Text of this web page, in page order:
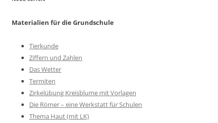
Materialien für die Grundschule
Tierkunde
Ziffern und Zahlen
Das Wetter
Termiten
Zirkelübung Kreisblume mit Vorlagen
Die Römer – eine Werkstatt für Schulen
Thema Haut (mit LK)